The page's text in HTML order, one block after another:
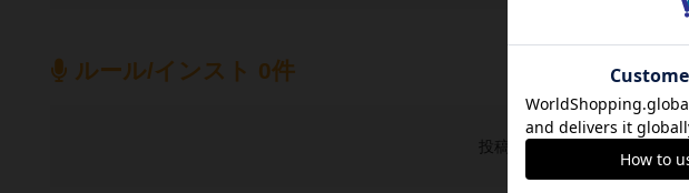
ルール/インスト 0件
投稿を募集しています